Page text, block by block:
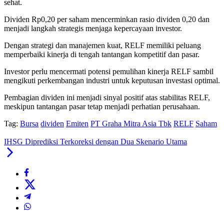
sehat.
Dividen Rp0,20 per saham mencerminkan rasio dividen 0,20 dan
menjadi langkah strategis menjaga kepercayaan investor.
Dengan strategi dan manajemen kuat, RELF memiliki peluang
memperbaiki kinerja di tengah tantangan kompetitif dan pasar.
Investor perlu mencermati potensi pemulihan kinerja RELF sambil
mengikuti perkembangan industri untuk keputusan investasi optimal.
Pembagian dividen ini menjadi sinyal positif atas stabilitas RELF,
meskipun tantangan pasar tetap menjadi perhatian perusahaan.
Tag: Bursa dividen Emiten PT Graha Mitra Asia Tbk RELF Saham
IHSG Diprediksi Terkoreksi dengan Dua Skenario Utama